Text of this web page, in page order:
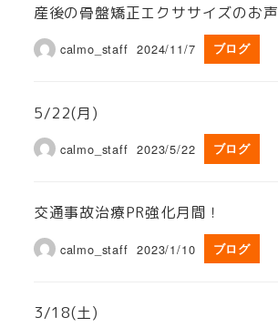
産後の骨盤矯正エクササイズのお声
calmo_staff 2024/11/7 ブログ
5/22(月)
calmo_staff 2023/5/22 ブログ
交通事故治療PR強化月間！
calmo_staff 2023/1/10 ブログ
3/18(土)